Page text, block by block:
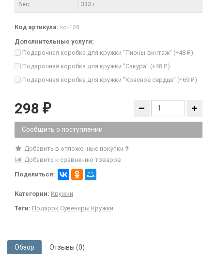
Вес: 333 г
Код артикула: kol-128
Дополнительные услуги:
Подарочная коробка для кружки "Пионы-винтаж" (+48 ₽ )
Подарочная коробка для кружки "Сакура" (+48 ₽ )
Подарочная коробка для кружки "Красное сердце" (+69 ₽ )
298 ₽
Сообщить о поступлении
Добавить в отложенные покупки
Добавить к сравнению товаров
Поделиться:
Категории: Кружки
Теги: Подарок Сувениры Кружки
Обзор Отзывы (0)